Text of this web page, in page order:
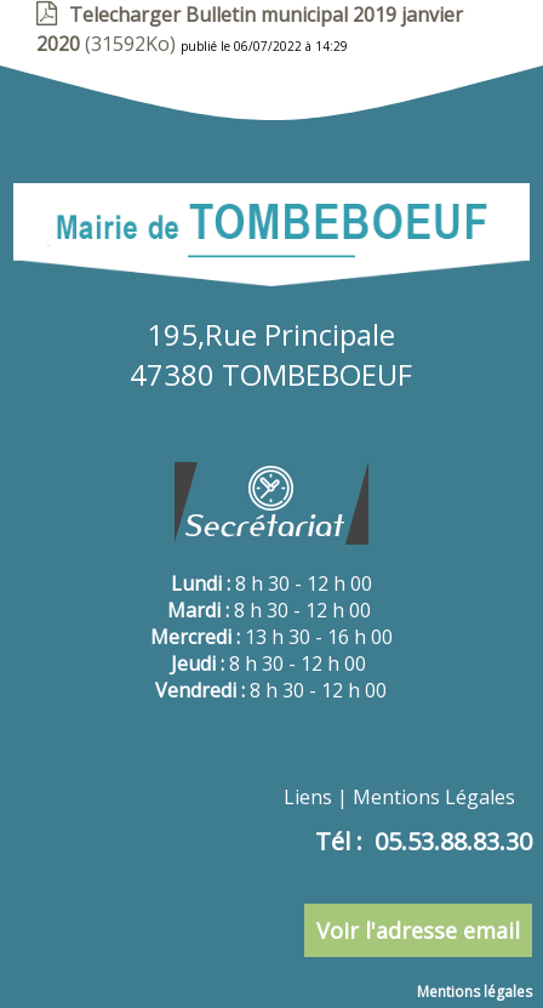
Telecharger Bulletin municipal 2019 janvier
2020(31592Ko) publié le 06/07/2022 à 14:29
195,Rue Principale
47380 TOMBEBOEUF
Lundi :8 h 30 - 12 h 00
Mardi :8 h 30 - 12 h 00
Mercredi :13 h 30 - 16 h 00
Jeudi :8 h 30 - 12 h 00
Vendredi :8 h 30 - 12 h 00
Liens Mentions Légales
Tél : 05.53.88.83.30
Voir l'adresse email
Mentions légales